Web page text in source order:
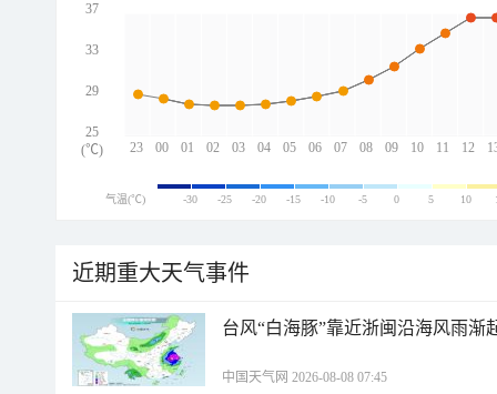
23 00 01 02 03 04 05 06 07 08 09 10 11 12
37
33
29
25
(℃)
气温(℃) -30 -25 -20 -15 -10 -5 0 5 10
近期重大天气事件
台风“白海豚”靠近浙闽沿海风雨渐
中国天气网 2026-08-08 07:45